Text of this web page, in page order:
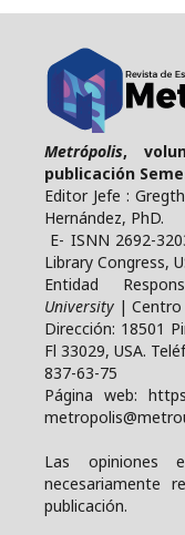
Metrópolis,
publicación
Editor Jefe :
Hernández, PhD.
E- ISNN 2692-
Library Congress,
Entidad
University | Centro
Dirección: 18501
Fl 33029, USA.
837-63-75
Página web:
Las opiniones
necesariamente
publicación.